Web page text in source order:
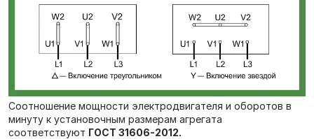
Соотношение мощности электродвигателя и оборотов в
минуту к установочным размерам агрегата
соответствуют ГОСТ 31606-2012.